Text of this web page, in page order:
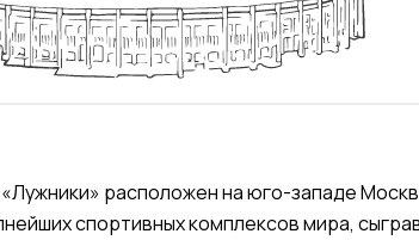
расположен на юго-западе
спортивных комплексов мира,